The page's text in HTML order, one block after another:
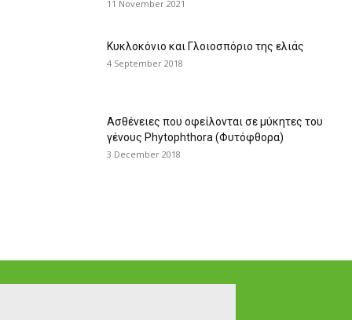
11 November 2021
Κυκλοκόνιο και Γλοιοσπόριο της ελιάς
4 September 2018
Ασθένειες που οφείλονται σε μύκητες του
γένους Phytophthora (Φυτόφθορα)
3 December 2018